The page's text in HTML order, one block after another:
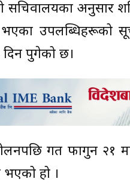
सचिवालयका अनुसार
भएका उपलब्धिहरूको
दिन पुगेको छ।
गत फागुन २१
हो ।